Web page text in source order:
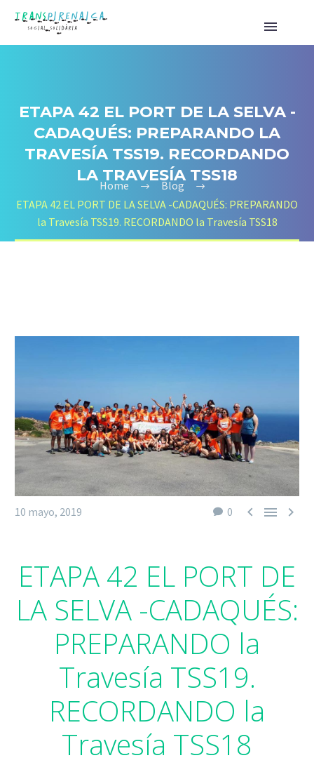
ETAPA 42 EL PORT DE LA SELVA -
CADAQUÉS: PREPARANDO LA
TRAVESÍA TSS19. RECORDANDO
LA TRAVESÍA TSS18
Home
Blog
ETAPA 42 EL PORT DE LA SELVA -CADAQUÉS: PREPARANDO
la Travesía TSS19. RECORDANDO la Travesía TSS18
0   
10 mayo, 2019
ETAPA 42 EL PORT DE
LA SELVA -CADAQUÉS:
PREPARANDO la
Travesía TSS19.
RECORDANDO la
Travesía TSS18